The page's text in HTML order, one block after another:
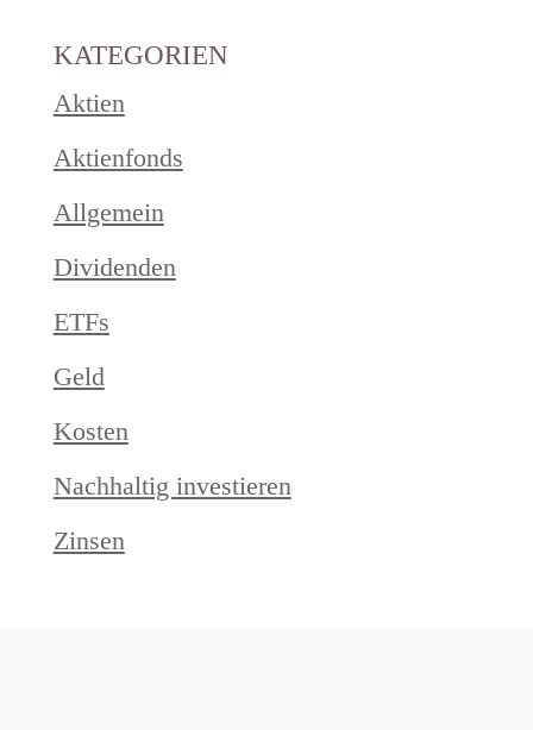
KATEGORIEN
Aktien
Aktienfonds
Allgemein
Dividenden
ETFs
Geld
Kosten
Nachhaltig investieren
Zinsen